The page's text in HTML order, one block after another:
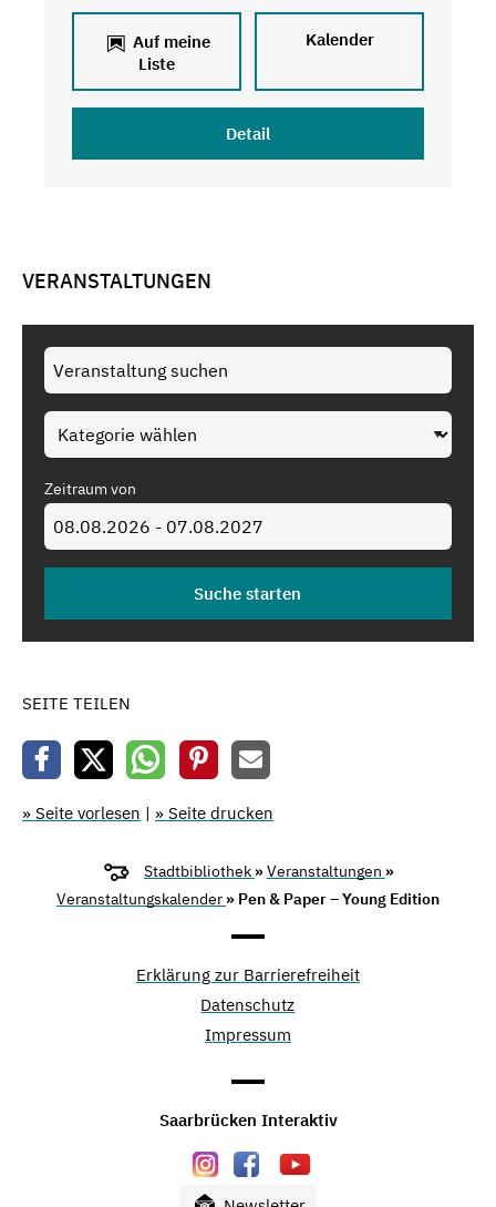
Auf meine
Liste
Kalender
Detail
VERANSTALTUNGEN
Zeitraum von
SEITE TEILEN
» Seite vorlesen | » Seite drucken
Stadtbibliothek »Veranstaltungen »
Veranstaltungskalender » Pen & Paper – Young Edition
Erklärung zur Barrierefreiheit
Datenschutz
Impressum
Saarbrücken Interaktiv